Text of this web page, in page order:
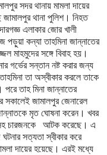
সদর থানায় মামলা দায়ের
থানা পুলিশ। নিহত
এলাকার জোর খালী
পড়ুয়া কন্যা তাহমিনা জান্নাতের
মাহমুদের সঙ্গে বিবাহ হয়।
গর্ভের সন্তান নষ্ট করার জন্য
তা অস্বীকার করলে তাকে
পরে তাহ মিনা জান্নাতের
সকালেই জামালপুর জেনারেল
মৃত ঘোষনা করেন। খবর
চারজনকে আটক করেছে। এ
ঘটনার সত্যতা স্বীকার করে
দায়ের হয়েছে। এরই মধ্যে